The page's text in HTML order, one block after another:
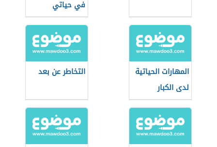
في حياتي
المهارات الحياتية
لدى الكبار
التخاطر عن بعد